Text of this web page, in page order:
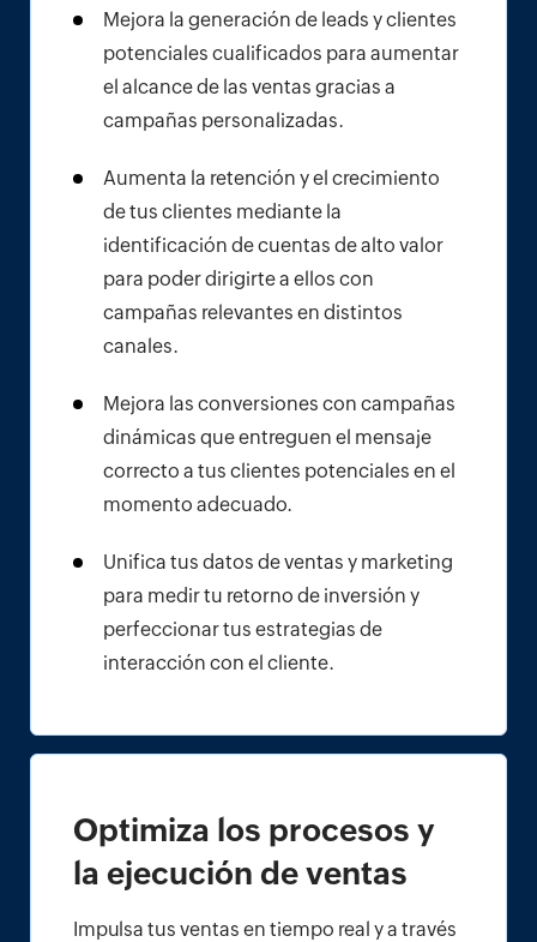
Mejora la generación de leads y clientes
potenciales cualificados para aumentar
el alcance de las ventas gracias a
campañas personalizadas.
Aumenta la retención y el crecimiento
de tus clientes mediante la
identificación de cuentas de alto valor
para poder dirigirte a ellos con
campañas relevantes en distintos
canales.
Mejora las conversiones con campañas
dinámicas que entreguen el mensaje
correcto a tus clientes potenciales en el
momento adecuado.
Unifica tus datos de ventas y marketing
para medir tu retorno de inversión y
perfeccionar tus estrategias de
interacción con el cliente.
Optimiza los procesos y
la ejecución de ventas
Impulsa tus ventas en tiempo real y a través